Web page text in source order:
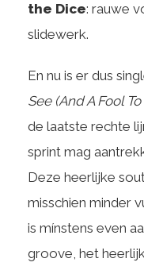
the Dice: rauwe
slidewerk.
En nu is er dus
See (And A Fool
de laatste rechte
sprint mag
Deze heerlijke
misschien minder
is mínstens even
groove, het